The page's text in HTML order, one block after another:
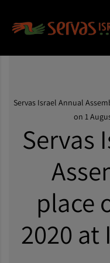
Servas Israel Annual
on 1
Servas
place
2020